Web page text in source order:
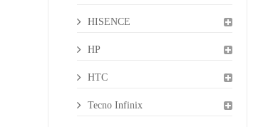
HISENCE
HP
HTC
Tecno Infinix